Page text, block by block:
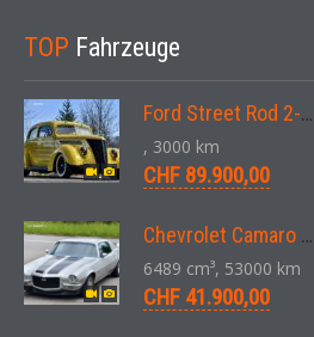
TOP Fahrzeuge
Ford Street Rod 2-Door V8 Aut. 1937
, 3000 km
CHF 89.900,00
Chevrolet Camaro SS 396 LS3 Coupe Aut. 1971
6489 cm³, 53000 km
CHF 41.900,00